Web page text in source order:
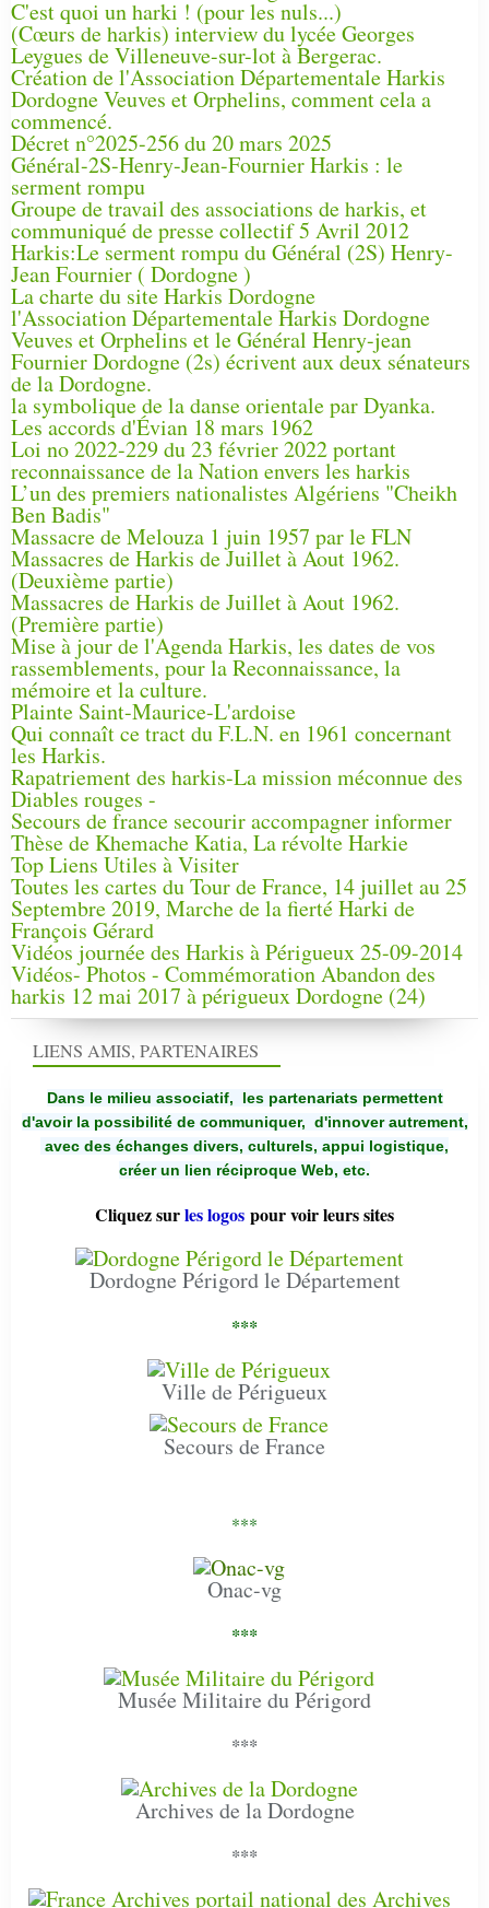
C'est quoi un harki ! (pour les nuls...)
(Cœurs de harkis) interview du lycée Georges
Leygues de Villeneuve-sur-lot à Bergerac.
Création de l'Association Départementale Harkis
Dordogne Veuves et Orphelins, comment cela a
commencé.
Décret n°2025-256 du 20 mars 2025
Général-2S-Henry-Jean-Fournier Harkis : le
serment rompu
Groupe de travail des associations de harkis, et
communiqué de presse collectif 5 Avril 2012
Harkis:Le serment rompu du Général (2S) Henry-
Jean Fournier ( Dordogne )
La charte du site Harkis Dordogne
l'Association Départementale Harkis Dordogne
Veuves et Orphelins et le Général Henry-jean
Fournier Dordogne (2s) écrivent aux deux sénateurs
de la Dordogne.
la symbolique de la danse orientale par Dyanka.
Les accords d'Évian 18 mars 1962
Loi no 2022-229 du 23 février 2022 portant
reconnaissance de la Nation envers les harkis
L’un des premiers nationalistes Algériens "Cheikh
Ben Badis"
Massacre de Melouza 1 juin 1957 par le FLN
Massacres de Harkis de Juillet à Aout 1962.
(Deuxième partie)
Massacres de Harkis de Juillet à Aout 1962.
(Première partie)
Mise à jour de l'Agenda Harkis, les dates de vos
rassemblements, pour la Reconnaissance, la
mémoire et la culture.
Plainte Saint-Maurice-L'ardoise
Qui connaît ce tract du F.L.N. en 1961 concernant
les Harkis.
Rapatriement des harkis-La mission méconnue des
Diables rouges -
Secours de france secourir accompagner informer
Thèse de Khemache Katia, La révolte Harkie
Top Liens Utiles à Visiter
Toutes les cartes du Tour de France, 14 juillet au 25
Septembre 2019, Marche de la fierté Harki de
François Gérard
Vidéos journée des Harkis à Périgueux 25-09-2014
Vidéos- Photos - Commémoration Abandon des
harkis 12 mai 2017 à périgueux Dordogne (24)
LIENS AMIS, PARTENAIRES
Dans le milieu associatif, les partenariats permettent
d'avoir la possibilité de communiquer, d'innover autrement,
avec des échanges divers, culturels, appui logistique,
créer un lien réciproque Web, etc.
Cliquez surles logos pour voir leurs sites
Dordogne Périgord le Département
***
Ville de Périgueux
Secours de France
***
Onac-vg
***
Musée Militaire du Périgord
***
Archives de la Dordogne
***